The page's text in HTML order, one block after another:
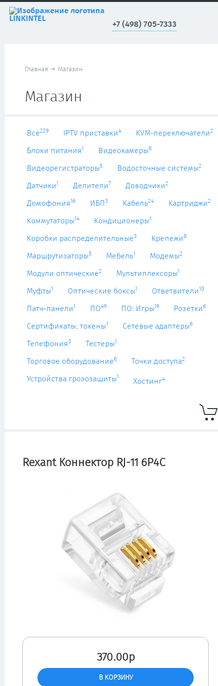
+7 (498) 705-7333
Главная → Магазин
Магазин
Все229 IPTV приставки4 KVM-переключатели2
Блоки питания1 Видеокамеры8
Видеорегистраторы5 Водосточные системы2
Датчики1 Делители7 Доводчики2
Домофония16 ИБП 3 Кабель24 Картриджи2
Коммутаторы14 Кондиционеры1
Коробки распределительные3 Крепежи8
Маршрутизаторы5 Мебель1 Модемы2
Модули оптические2 Мультиплексоры1
Муфты1 Оптические боксы1 Ответвители10
Патч-панели1 ПО49 ПО: Игры19 Розетки6
Сертификаты, токены1 Сетевые адаптеры6
Телефония3 Тестеры1
Торговое оборудование6 Точки доступа2
Устройства грозозащиты1
Хостинг4
Rexant Коннектор RJ-11 6P4C
370.00р